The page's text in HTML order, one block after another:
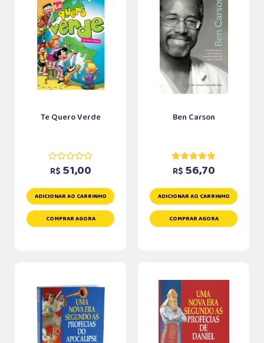
Te Quero Verde
R$ 51,00
ADICIONAR AO CARRINHO
COMPRAR AGORA
Ben Carson
R$ 56,70
ADICIONAR AO CARRINHO
COMPRAR AGORA